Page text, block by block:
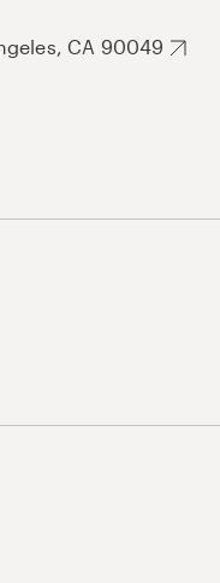
CA 90049